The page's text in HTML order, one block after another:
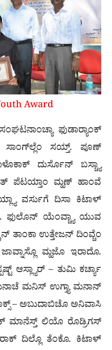
Award
ಫುಡಾರ‍್ಯಾಂಕ್
ಸಾಂಗ್‌ಲ್ಲೆಂ ಸಯ್ತ್. ಪೂಣ್
ದುರ್ಸೊನ್ ಬಸ್ಚ್ಯಾ
ಪೆಟಯ್ತಾಂ ಮ್ಹಣ್ ಹಾಂವೆ
ವರ್ಸುಗೆ ದಿಸಾ ಕಿಟಾಳ್
ಫುಲೊನ್ ಯೆಂವ್ಚ್ಯಾ ಯುವ
ತಾಂಕಾ ಉತ್ತೇಜನ್ ದಿಂವ್ಚೆಂ
ಮ್ಹಜೊ ಇರಾದೊ.
ಆಸ್ಲ್ಯಾರ್ – ತುಮಿ ಕರ್ಚ್ಯಾ
ಮನಿಸ್ ಉಗ್ತ್ಯಾ ಮನಾನ್
– ಅಬುದಾಬಿಚೊ ಅನಿವಾಸಿ
ಮಾನೆಸ್ತ್ ಲಿಯೊ ರೊಡ್ರಿಗಸ್
ದಿಲ್ಲೊ ತೆಂಕೊ. ಕಿಟಾಳ್